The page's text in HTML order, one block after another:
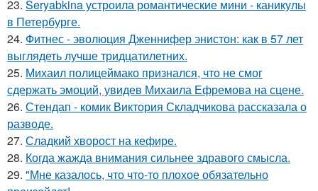
23. Seryabkina устроила романтические мини - каникулы
в Петербурге.
24. Фитнес - эволюция Дженнифер энистон: как в 57 лет
выглядеть лучше тридцатилетних.
25. Михаил полицеймако признался, что не смог
сдержать эмоций, увидев Михаила Ефремова на сцене.
26. Стендап - комик Виктория Складчикова рассказала о
разводе.
27. Сладкий хворост на кефире.
28. Когда жажда внимания сильнее здравого смысла.
29. "Мне казалось, что что-то плохое обязательно